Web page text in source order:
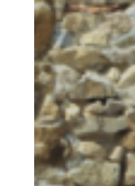
durch den
% Chrom
bildet
Chromoxid,
Da
oder